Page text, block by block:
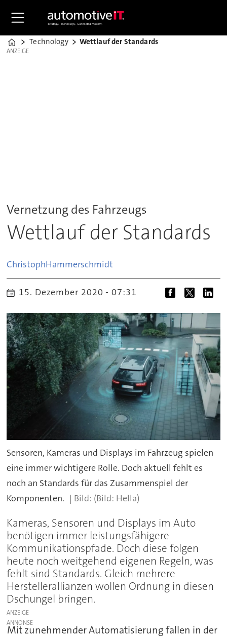
Home
Technology Wettlauf der Standards
ANZEIGE
ANZEIGE
Vernetzung des Fahrzeugs
Wettlauf der Standards
ChristophHammerschmidt
15. Dezember 2020 - 07:31
Sensoren, Kameras und Displays im Fahrzeug spielen
eine immer wichtigere Rolle. Doch aktuell fehlt es
noch an Standards für das Zusammenspiel der
Komponenten.
(Bild: Hella)
Kameras, Sensoren und Displays im Auto
benötigen immer leistungsfähigere
Kommunikationspfade. Doch diese folgen
heute noch weitgehend eigenen Regeln, was
fehlt sind Standards. Gleich mehrere
Herstellerallianzen wollen Ordnung in diesen
Dschungel bringen.
ANZEIGE
Mit zunehmender Automatisierung fallen in der